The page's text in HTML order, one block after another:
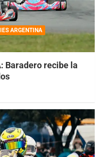
ARGENTINA
Baradero recibe la